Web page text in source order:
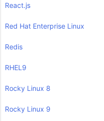
React.js
Red Hat Enterprise Linux
Redis
RHEL9
Rocky Linux 8
Rocky Linux 9